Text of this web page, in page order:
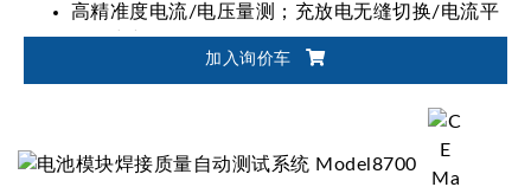
高精准度电流/电压量测；充放电无缝切换/电流平
稳不中断
适用电池模块/电池包设计验证、生产测试与产品
加入询价车